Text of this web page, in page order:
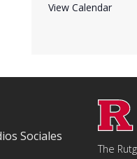
View Calendar
Sociales
The